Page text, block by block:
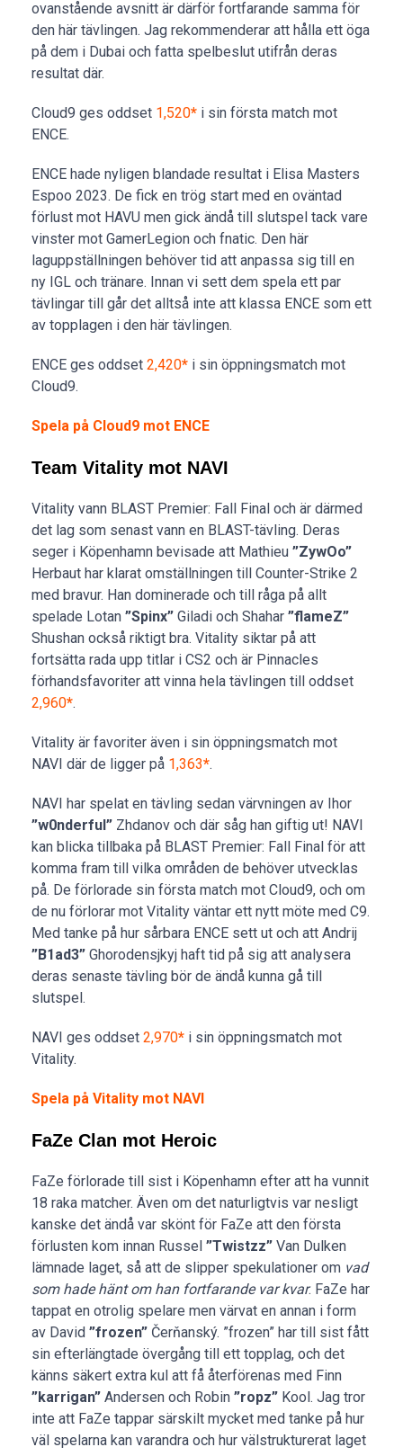
ovanstående avsnitt är därför fortfarande samma för
den här tävlingen. Jag rekommenderar att hålla ett öga
på dem i Dubai och fatta spelbeslut utifrån deras
resultat där.
Cloud9 ges oddset 1,520* i sin första match mot
ENCE.
ENCE hade nyligen blandade resultat i Elisa Masters
Espoo 2023. De fick en trög start med en oväntad
förlust mot HAVU men gick ändå till slutspel tack vare
vinster mot GamerLegion och fnatic. Den här
laguppställningen behöver tid att anpassa sig till en
ny IGL och tränare. Innan vi sett dem spela ett par
tävlingar till går det alltså inte att klassa ENCE som ett
av topplagen i den här tävlingen.
ENCE ges oddset 2,420* i sin öppningsmatch mot
Cloud9.
Spela på Cloud9 mot ENCE
Team Vitality mot NAVI
Vitality vann BLAST Premier: Fall Final och är därmed
det lag som senast vann en BLAST-tävling. Deras
seger i Köpenhamn bevisade att Mathieu ”ZywOo”
Herbaut har klarat omställningen till Counter-Strike 2
med bravur. Han dominerade och till råga på allt
spelade Lotan ”Spinx” Giladi och Shahar ”flameZ”
Shushan också riktigt bra. Vitality siktar på att
fortsätta rada upp titlar i CS2 och är Pinnacles
förhandsfavoriter att vinna hela tävlingen till oddset
2,960*.
Vitality är favoriter även i sin öppningsmatch mot
NAVI där de ligger på 1,363*.
NAVI har spelat en tävling sedan värvningen av Ihor
”w0nderful” Zhdanov och där såg han giftig ut! NAVI
kan blicka tillbaka på BLAST Premier: Fall Final för att
komma fram till vilka områden de behöver utvecklas
på. De förlorade sin första match mot Cloud9, och om
de nu förlorar mot Vitality väntar ett nytt möte med C9.
Med tanke på hur sårbara ENCE sett ut och att Andrij
”B1ad3” Ghorodensjkyj haft tid på sig att analysera
deras senaste tävling bör de ändå kunna gå till
slutspel.
NAVI ges oddset 2,970* i sin öppningsmatch mot
Vitality.
Spela på Vitality mot NAVI
FaZe Clan mot Heroic
FaZe förlorade till sist i Köpenhamn efter att ha vunnit
18 raka matcher. Även om det naturligtvis var nesligt
kanske det ändå var skönt för FaZe att den första
förlusten kom innan Russel ”Twistzz” Van Dulken
lämnade laget, så att de slipper spekulationer om vad
som hade hänt om han fortfarande var kvar. FaZe har
tappat en otrolig spelare men värvat en annan i form
av David ”frozen” Čerňanský. ”frozen” har till sist fått
sin efterlängtade övergång till ett topplag, och det
känns säkert extra kul att få återförenas med Finn
”karrigan” Andersen och Robin ”ropz” Kool. Jag tror
inte att FaZe tappar särskilt mycket med tanke på hur
väl spelarna kan varandra och hur välstrukturerat laget